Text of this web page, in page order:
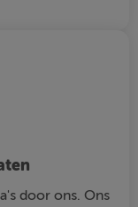
door ons. Ons